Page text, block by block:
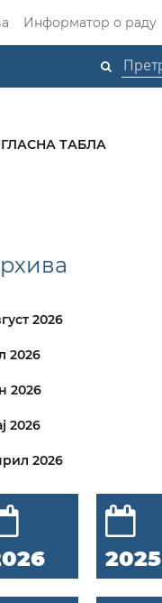
Информатор о раду
ТАБЛА
2026
2026
2026
2026
2026
2025